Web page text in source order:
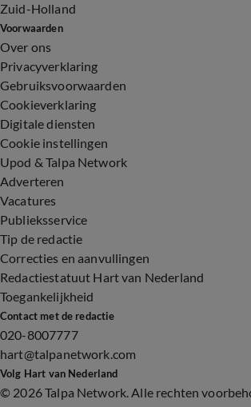
Zuid-Holland
Voorwaarden
Over ons
Privacyverklaring
Gebruiksvoorwaarden
Cookieverklaring
Digitale diensten
Cookie instellingen
Upod & Talpa Network
Adverteren
Vacatures
Publieksservice
Tip de redactie
Correcties en aanvullingen
Redactiestatuut Hart van Nederland
Toegankelijkheid
Contact met de redactie
020-8007777
hart@talpanetwork.com
Volg Hart van Nederland
© 2026 Talpa Network. Alle rechten